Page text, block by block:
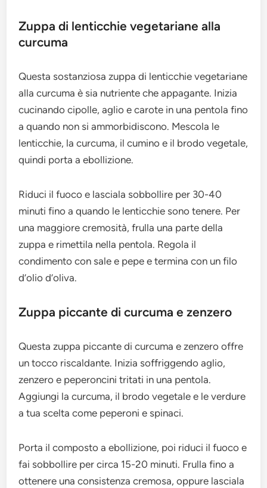
Zuppa di lenticchie vegetariane alla
curcuma
Questa sostanziosa zuppa di lenticchie vegetariane
alla curcuma è sia nutriente che appagante. Inizia
cucinando cipolle, aglio e carote in una pentola fino
a quando non si ammorbidiscono. Mescola le
lenticchie, la curcuma, il cumino e il brodo vegetale,
quindi porta a ebollizione.
Riduci il fuoco e lasciala sobbollire per 30-40
minuti fino a quando le lenticchie sono tenere. Per
una maggiore cremosità, frulla una parte della
zuppa e rimettila nella pentola. Regola il
condimento con sale e pepe e termina con un filo
d’olio d’oliva.
Zuppa piccante di curcuma e zenzero
Questa zuppa piccante di curcuma e zenzero offre
un tocco riscaldante. Inizia soffriggendo aglio,
zenzero e peperoncini tritati in una pentola.
Aggiungi la curcuma, il brodo vegetale e le verdure
a tua scelta come peperoni e spinaci.
Porta il composto a ebollizione, poi riduci il fuoco e
fai sobbollire per circa 15-20 minuti. Frulla fino a
ottenere una consistenza cremosa, oppure lasciala